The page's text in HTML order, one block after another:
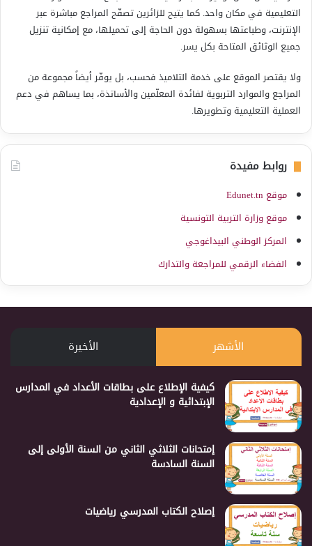
التعليمية في مكان واحد. كما يتيح للزائرين تصفّح المراجع مباشرة عبر
الإنترنت، وطباعتها بسهولة دون الحاجة إلى تحميلها، مع إمكانية تنزيل
جميع الوثائق المتاحة بكل يسر.
ولا يقتصر الموقع على خدمة التلاميذ فحسب، بل يوفّر أيضاً مجموعة من
المراجع والموارد التربوية لفائدة المعلّمين والأساتذة، بما يساهم في دعم
العملية التعليمية وتطويرها.
روابط مفيدة
موقع Edunet.tn
موقع وزارة التربية التونسية
المركز الوطني البيداغوجي
الفضاء الرقمي للمراجعة والتدارك
الأشهر الأخيرة
كيفية الإطلاع على بطاقات الأعداد في المدارس
الإبتدائية و الإعدادية
إمتحانات الثلاثي الثاني من السنة الأولى إلى
السنة السادسة
إصلاح الكتاب المدرسي رياضيات